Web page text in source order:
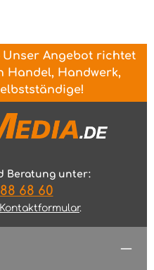
Unser Angebot richtet
Handel, Handwerk,
Beratung unter:
68 60
Kontaktformular.